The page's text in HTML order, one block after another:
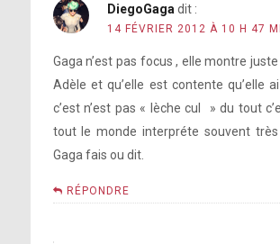
DiegoGaga dit :
14 FÉVRIER 2012 À 10 H 47
Gaga n’est pas focus , elle montre juste
Adèle et qu’elle est contente qu’elle
c’est n’est pas « lèche cul » du tout
tout le monde interpréte souvent
Gaga fais ou dit.
RÉPONDRE